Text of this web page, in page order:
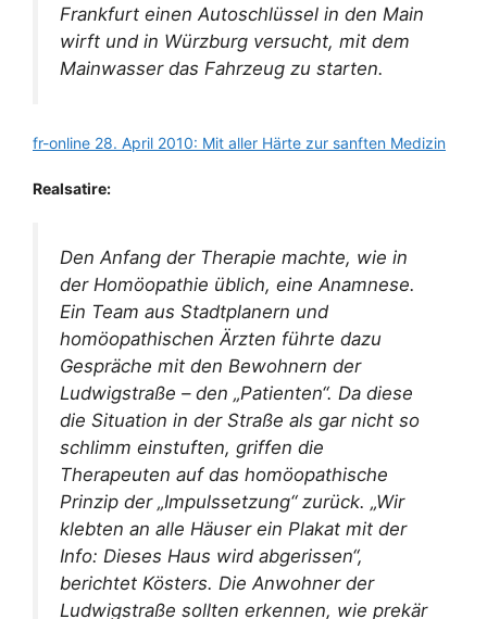
Frankfurt einen Autoschlüssel in den Main
wirft und in Würzburg versucht, mit dem
Mainwasser das Fahrzeug zu starten.
fr-online 28. April 2010: Mit aller Härte zur sanften Medizin
Realsatire:
Den Anfang der Therapie machte, wie in
der Homöopathie üblich, eine Anamnese.
Ein Team aus Stadtplanern und
homöopathischen Ärzten führte dazu
Gespräche mit den Bewohnern der
Ludwigstraße – den „Patienten“. Da diese
die Situation in der Straße als gar nicht so
schlimm einstuften, griffen die
Therapeuten auf das homöopathische
Prinzip der „Impulssetzung“ zurück. „Wir
klebten an alle Häuser ein Plakat mit der
Info: Dieses Haus wird abgerissen“,
berichtet Kösters. Die Anwohner der
Ludwigstraße sollten erkennen, wie prekär